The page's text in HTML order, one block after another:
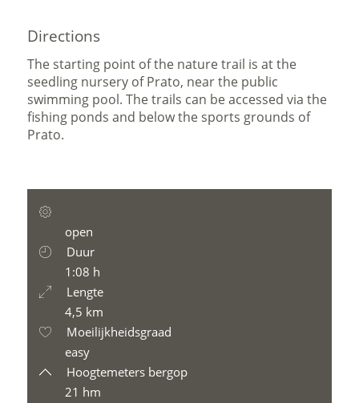
Directions
The starting point of the nature trail is at the
seedling nursery of Prato, near the public
swimming pool. The trails can be accessed via the
fishing ponds and below the sports grounds of
Prato.
open
Duur
1:08 h
Lengte
4,5 km
Moeilijkheidsgraad
easy
Hoogtemeters bergop
21 hm